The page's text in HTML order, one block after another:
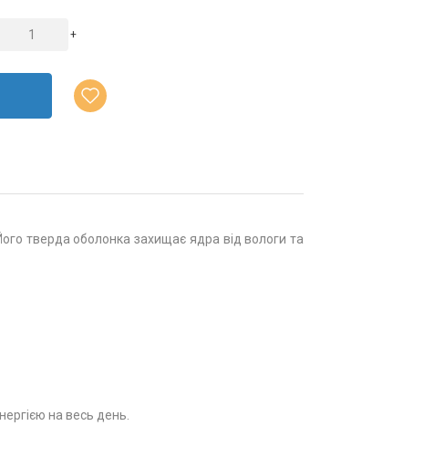
+
тверда оболонка захищає ядра від вологи та
на весь день.